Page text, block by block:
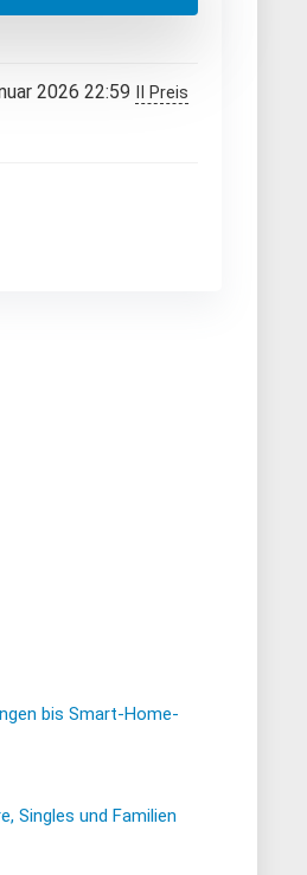
2026 22:59
II Preis
bis Smart-Home-
Singles und Familien